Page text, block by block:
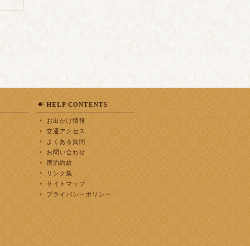
HELP CONTENTS
お出かけ情報
交通アクセス
よくある質問
お問い合わせ
宿泊約款
リンク集
サイトマップ
プライバシーポリシー